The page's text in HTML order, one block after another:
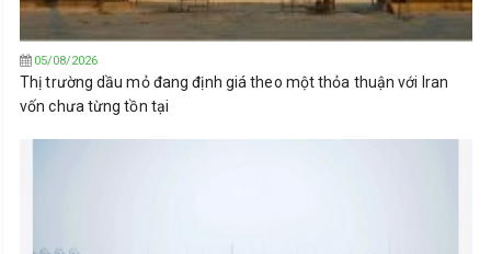
05/08/2026
Thị trường dầu mỏ đang định giá theo một thỏa thuận với Iran
vốn chưa từng tồn tại